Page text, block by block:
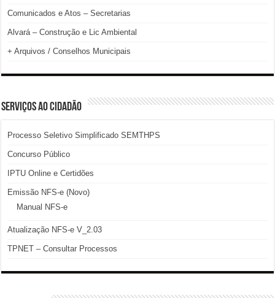
Comunicados e Atos – Secretarias
Alvará – Construção e Lic Ambiental
+ Arquivos / Conselhos Municipais
SERVIÇOS AO CIDADÃO
Processo Seletivo Simplificado SEMTHPS
Concurso Público
IPTU Online e Certidões
Emissão NFS-e (Novo)
Manual NFS-e
Atualização NFS-e V_2.03
TPNET – Consultar Processos